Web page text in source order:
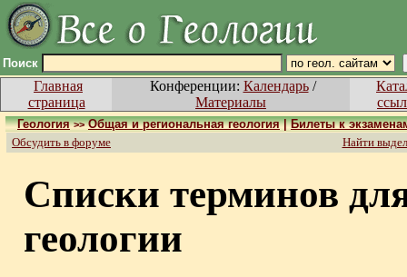
Поиск
Главная
страница
Конференции: Календарь/
Материалы
Геология >> Общая и региональная геология|Билеты к
Обсудить в форуме
Найти
Списки терминов
геологии